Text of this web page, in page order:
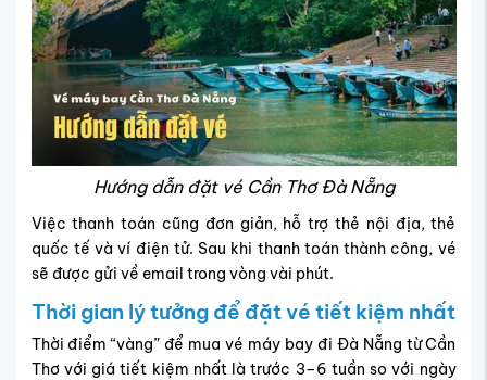
Hướng dẫn đặt vé Cần Thơ Đà Nẵng
Việc thanh toán cũng đơn giản, hỗ trợ thẻ nội địa, thẻ
quốc tế và ví điện tử. Sau khi thanh toán thành công, vé
sẽ được gửi về email trong vòng vài phút.
Thời gian lý tưởng để đặt vé tiết kiệm nhất
Thời điểm “vàng” để mua vé máy bay đi Đà Nẵng từ Cần
Thơ với giá tiết kiệm nhất là trước 3–6 tuần so với ngày